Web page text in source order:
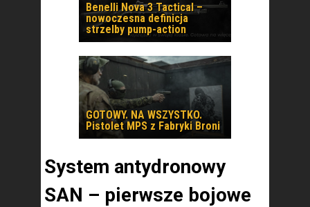
Benelli Nova 3 Tactical –
nowoczesna definicja
strzelby pump-action
GOTOWY. NA WSZYSTKO.
Pistolet MPS z Fabryki Broni
System antydronowy
SAN – pierwsze bojowe